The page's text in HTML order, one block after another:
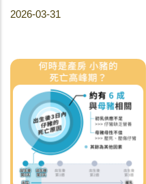
2026-03-31